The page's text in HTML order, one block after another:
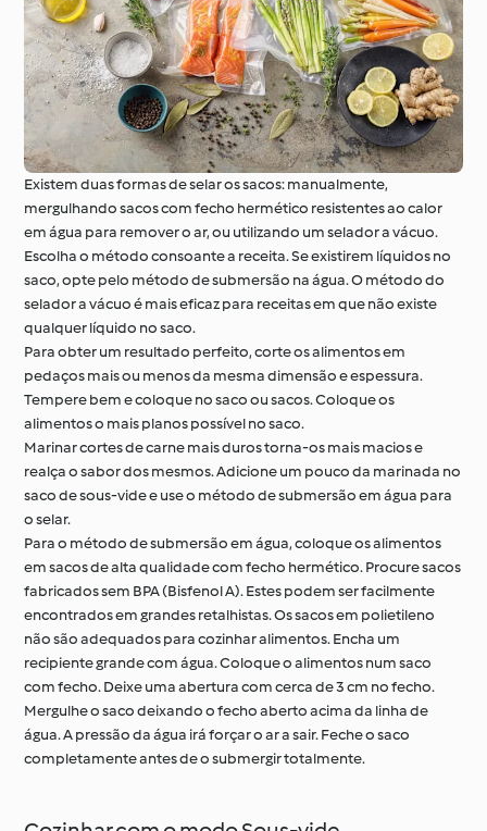
Existem duas formas de selar os sacos: manualmente,
mergulhando sacos com fecho hermético resistentes ao calor
em água para remover o ar, ou utilizando um selador a vácuo.
Escolha o método consoante a receita. Se existirem líquidos no
saco, opte pelo método de submersão na água. O método do
selador a vácuo é mais eficaz para receitas em que não existe
qualquer líquido no saco.
Para obter um resultado perfeito, corte os alimentos em
pedaços mais ou menos da mesma dimensão e espessura.
Tempere bem e coloque no saco ou sacos. Coloque os
alimentos o mais planos possível no saco.
Marinar cortes de carne mais duros torna-os mais macios e
realça o sabor dos mesmos. Adicione um pouco da marinada no
saco de sous-vide e use o método de submersão em água para
o selar.
Para o método de submersão em água, coloque os alimentos
em sacos de alta qualidade com fecho hermético. Procure sacos
fabricados sem BPA (Bisfenol A). Estes podem ser facilmente
encontrados em grandes retalhistas. Os sacos em polietileno
não são adequados para cozinhar alimentos. Encha um
recipiente grande com água. Coloque o alimentos num saco
com fecho. Deixe uma abertura com cerca de 3 cm no fecho.
Mergulhe o saco deixando o fecho aberto acima da linha de
água. A pressão da água irá forçar o ar a sair. Feche o saco
completamente antes de o submergir totalmente.